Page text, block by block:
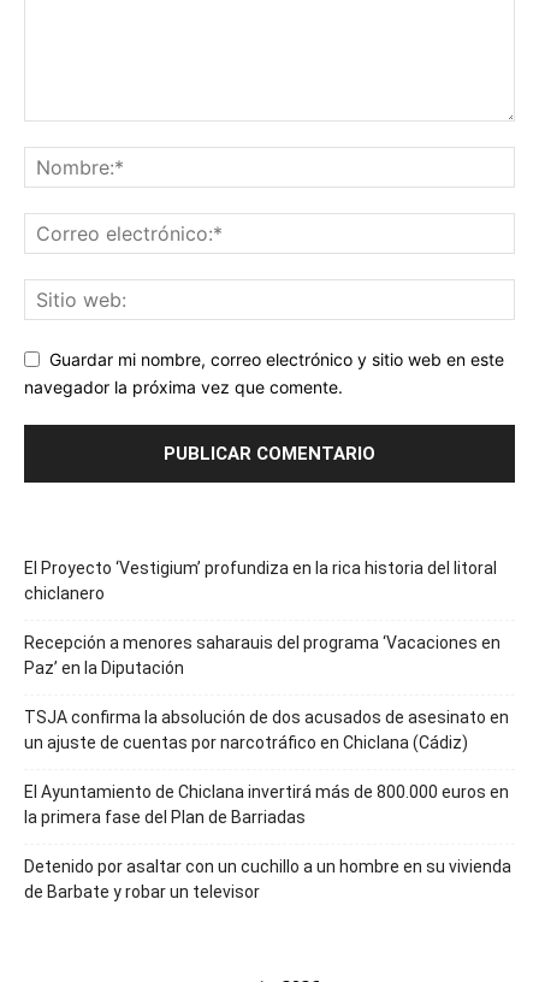
Guardar mi nombre, correo electrónico y sitio web en este
navegador la próxima vez que comente.
El Proyecto ‘Vestigium’ profundiza en la rica historia del litoral
chiclanero
Recepción a menores saharauis del programa ‘Vacaciones en
Paz’ en la Diputación
TSJA confirma la absolución de dos acusados de asesinato en
un ajuste de cuentas por narcotráfico en Chiclana (Cádiz)
El Ayuntamiento de Chiclana invertirá más de 800.000 euros en
la primera fase del Plan de Barriadas
Detenido por asaltar con un cuchillo a un hombre en su vivienda
de Barbate y robar un televisor